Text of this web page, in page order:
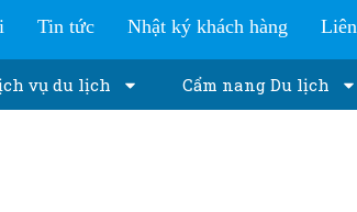
Tin tức Nhật ký khách hàng
vụ du lịch Cẩm nang Du lịch